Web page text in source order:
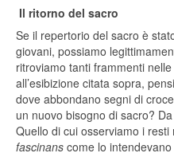
Il ritorno del sacro
Se il repertorio del sacro è
giovani, possiamo
ritroviamo tanti frammenti
all’esibizione citata sopra,
dove abbondano segni di
un nuovo bisogno di sacro?
Quello di cui osserviamo i resti
fascinans come lo